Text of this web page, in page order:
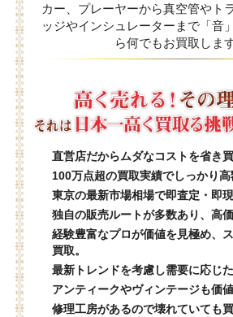
カー、プレーヤーから真空管やト
ッジやインシュレーターまで「音
ら何でもお買取しま
直営店だからムダなコストを省き
100万点超の買取実績でしっかり高
東京の最新市場相場で即査定・即現
独自の販売ルートが多数あり、高価
経験豊富なプロが価値を見極め、
買取。
最新トレンドを考慮し需要に応じた
アンティークやヴィンテージも価
修理工房があるので壊れていても買